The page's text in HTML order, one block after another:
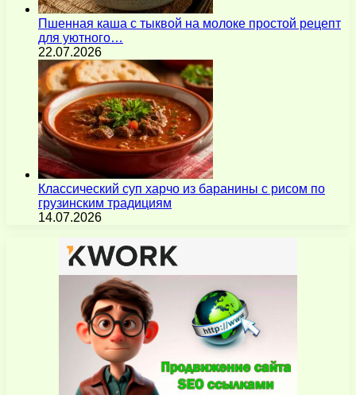
Пшенная каша с тыквой на молоке простой рецепт
для уютного…
22.07.2026
Классический суп харчо из баранины с рисом по
грузинским традициям
14.07.2026